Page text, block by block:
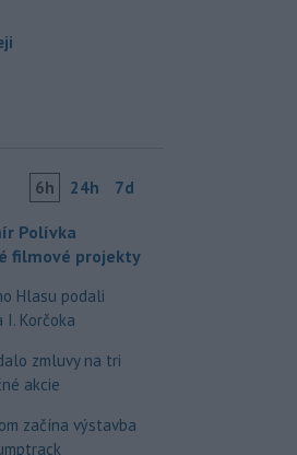
6h 24h 7d
Polívka
filmové projekty
Hlasu podali
Korčoka
zmluvy na tri
akcie
začína výstavba